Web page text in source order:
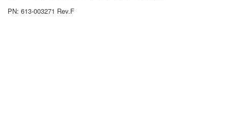
PN: 613-003271 Rev.F